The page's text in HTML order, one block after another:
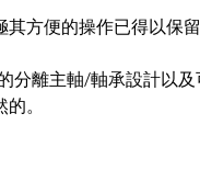
方便的操作已得以保
分離主軸/軸承設計以
。